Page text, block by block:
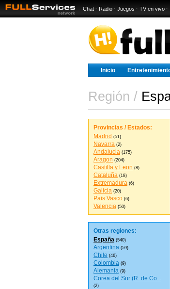
Chat · Radio · Juegos · TV en vivo ·
Inicio
Región /
Provincias / Estados:
Madrid (51)
Navarra (2)
Andalucia (175)
Aragon (204)
Castilla y Leon (8)
Cataluña (18)
Extremadura (6)
Galicia (20)
Pais Vasco (6)
Valencia (50)
Otras regiones:
España (540)
Argentina (59)
Chile (46)
Colombia (9)
Alemania (9)
Corea del Sur (R. de Co...
(2)